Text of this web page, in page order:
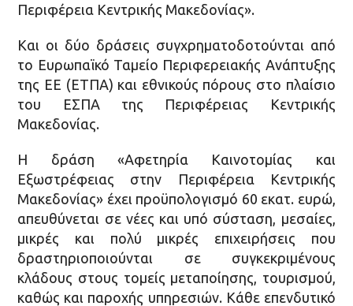
Περιφέρεια Κεντρικής Μακεδονίας».
Και οι δύο δράσεις συγχρηματοδοτούνται από
το Ευρωπαϊκό Ταμείο Περιφερειακής Ανάπτυξης
της ΕΕ (ΕΤΠΑ) και εθνικούς πόρους στο πλαίσιο
του ΕΣΠΑ της Περιφέρειας Κεντρικής
Μακεδονίας.
Η δράση «Αφετηρία Καινοτομίας και
Εξωστρέφειας στην Περιφέρεια Κεντρικής
Μακεδονίας» έχει προϋπολογισμό 60 εκατ. ευρώ,
απευθύνεται σε νέες και υπό σύσταση, μεσαίες,
μικρές και πολύ μικρές επιχειρήσεις που
δραστηριοποιούνται σε συγκεκριμένους
κλάδους στους τομείς μεταποίησης, τουρισμού,
καθώς και παροχής υπηρεσιών. Κάθε επενδυτικό